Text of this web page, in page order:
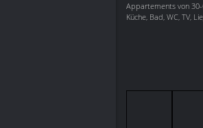
Appartements von
Küche, Bad, WC, TV,